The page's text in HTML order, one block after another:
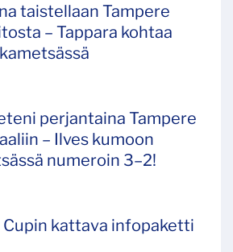
taistellaan Tampere
– Tappara kohtaa
perjantaina Tampere
– Ilves kumoon
numeroin 3–2!
Cupin kattava infopaketti